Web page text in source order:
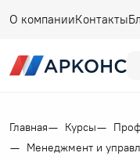
О компанииКонтакты
Главная Курсы
Менеджмент и